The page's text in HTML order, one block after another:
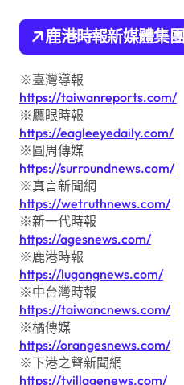
鹿港時報新媒體集團
※臺灣導報
https://taiwanreports.com/
※鷹眼時報
https://eagleeyedaily.com/
※圓周傳媒
https://surroundnews.com/
※真言新聞網
https://wetruthnews.com/
※新一代時報
https://agesnews.com/
※鹿港時報
https://lugangnews.com/
※中台灣時報
https://taiwancnews.com/
※橘傳媒
https://orangesnews.com/
※下港之聲新聞網
https://tvillagenews.com/